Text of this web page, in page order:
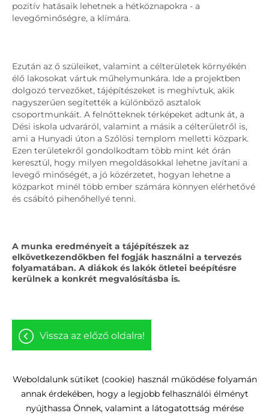
pozitív hatásaik lehetnek a hétköznapokra - a
levegőminőségre, a klímára.
Ezután az ő szüleiket, valamint a célterületek környékén
élő lakosokat vártuk műhelymunkára. Ide a projektben
dolgozó tervezőket, tájépítészeket is meghívtuk, akik
nagyszerűen segítették a különböző asztalok
csoportmunkáit. A felnőtteknek térképeket adtunk át, a
Dési iskola udvaráról, valamint a másik a célterületről is,
ami a Hunyadi úton a Szőlösi templom melletti közpark.
Ezen területekről gondolkodtam több mint két órán
keresztül, hogy milyen megoldásokkal lehetne javítani a
levegő minőségét, a jó közérzetet, hogyan lehetne a
közparkot minél több ember számára könnyen elérhetővé
és csábító pihenőhellyé tenni.
A munka eredményeit a tájépítészek az
elkövetkezendőkben fel fogják használni a tervezés
folyamatában. A diákok és lakók ötletei beépítésre
kerülnek a konkrét megvalósításba is.
vissza az előző oldalra!
Oldal információk
Adatkezelési tájékoztató
Weboldalunk sütiket (cookie) használ működése folyamán
annak érdekében, hogy a legjobb felhasználói élményt
nyújthassa Önnek, valamint a látogatottság mérése